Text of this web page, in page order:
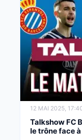
12 MAI 2025,
Talkshow FC
le trône face à